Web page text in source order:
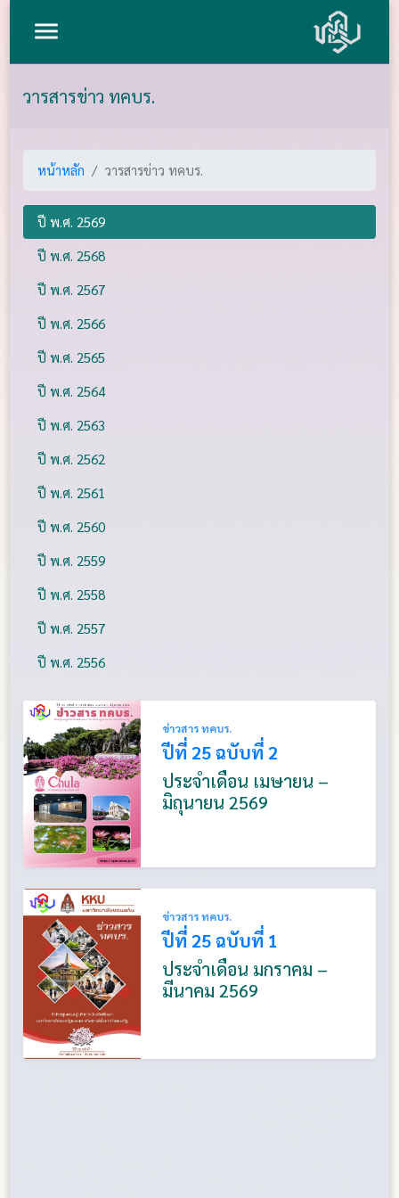
menu
วารสารข่าว ทคบร.
หน้าหลัก วารสารข่าว ทคบร.
ปี พ.ศ. 2569
ปี พ.ศ. 2568
ปี พ.ศ. 2567
ปี พ.ศ. 2566
ปี พ.ศ. 2565
ปี พ.ศ. 2564
ปี พ.ศ. 2563
ปี พ.ศ. 2562
ปี พ.ศ. 2561
ปี พ.ศ. 2560
ปี พ.ศ. 2559
ปี พ.ศ. 2558
ปี พ.ศ. 2557
ปี พ.ศ. 2556
ข่าวสาร ทคบร.
ปีที่ 25 ฉบับที่ 2
ประจำเดือน เมษายน –
มิถุนายน 2569
ข่าวสาร ทคบร.
ปีที่ 25 ฉบับที่ 1
ประจำเดือน มกราคม –
มีนาคม 2569